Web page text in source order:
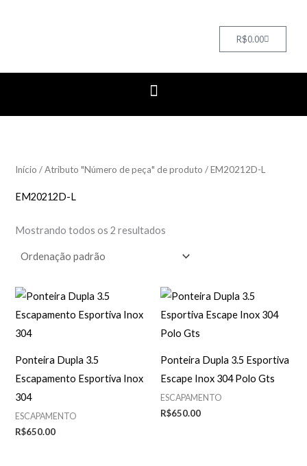
R$0.00Cart
Início / Atributo "Número de peça" de produto / EM20212D-L
EM20212D-L
Mostrando todos os 2 resultados
Ponteira Dupla 3.5
Escapamento Esportiva Inox
304
ESCAPAMENTO
R$650.00
Ponteira Dupla 3.5 Esportiva
Escape Inox 304 Polo Gts
ESCAPAMENTO
R$650.00